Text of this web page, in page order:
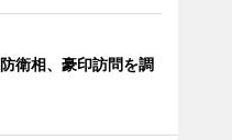
衛相、豪印訪問を調